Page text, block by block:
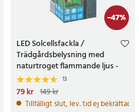
-47%
LED Solcellsfackla /
Trädgårdsbelysning med
naturtroget flammande ljus -
perfekt för trädgård och
uteplats
13
Nuvarande pris
pris:149 kr
79 kr 149 kr
Tillfälligt slut, lev. tid ej bekräftad.